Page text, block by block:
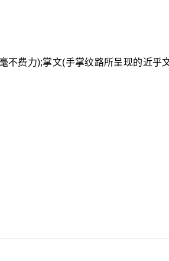
不费力);掌文(手掌纹路所呈现的近乎